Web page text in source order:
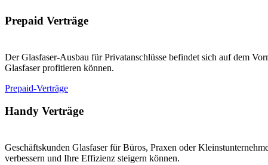
Prepaid Verträge
Der Glasfaser-Ausbau für Privatanschlüsse befindet sich auf dem
Glasfaser profitieren können.
Prepaid-Verträge
Handy Verträge
Geschäftskunden Glasfaser für Büros, Praxen oder
verbessern und Ihre Effizienz steigern können.